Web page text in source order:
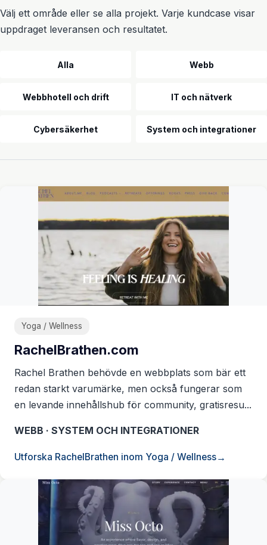
Välj ett område eller se alla projekt. Varje kundcase visar
uppdraget leveransen och resultatet.
Alla Webb
Webbhotell och drift IT och nätverk
Cybersäkerhet System och integrationer
Yoga / Wellness
RachelBrathen.com
Rachel Brathen behövde en webbplats som bär ett
redan starkt varumärke, men också fungerar som
en levande innehållshub för community, gratisresu...
WEBB · SYSTEM OCH INTEGRATIONER
Utforska RachelBrathen inom Yoga / Wellness